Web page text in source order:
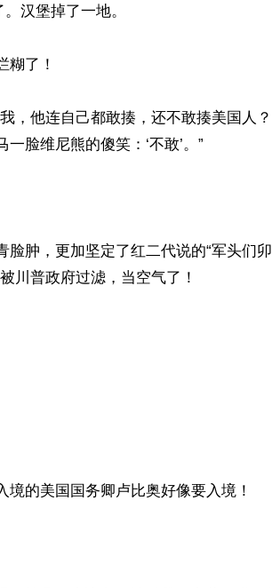
汉堡掉了一地。
糊了！
，他连自己都敢揍，还不敢揍美国人？
脸维尼熊的傻笑：‘不敢’。”
肿，更加坚定了红二代说的“军头们卯
川普政府过滤，当空气了！
的美国国务卿卢比奥好像要入境！